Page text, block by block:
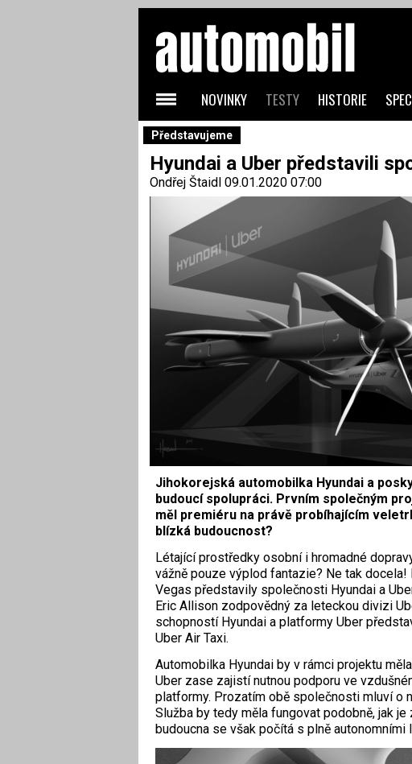
Představujeme
Hyundai a Uber představili
Ondřej Štaidl09.01.2020 07:00
Jihokorejská automobilka Hyundai a
budoucí spolupráci. Prvním společným
měl premiéru na právě probíhajícím
blízká budoucnost?
Létající prostředky osobní i hromadné
vážně pouze výplod fantazie? Ne tak docela!
Vegas představily společnosti Hyundai a
Eric Allison zodpovědný za leteckou divizi
schopností Hyundai a platformy Uber
Uber Air Taxi.
Automobilka Hyundai by v rámci projektu
Uber zase zajistí nutnou podporu ve
platformy. Prozatím obě společnosti mluví o
Služba by tedy měla fungovat podobně, jak
budoucna se však počítá s plně autonomními
NOVINKY TESTY HISTORIE